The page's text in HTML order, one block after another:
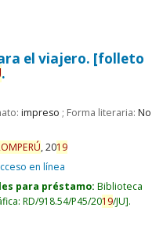
el viajero. [folleto
.
impreso ; Forma literaria: No
,2019
en línea
para préstamo: Biblioteca
RD/918.54/P45/2019/JU .